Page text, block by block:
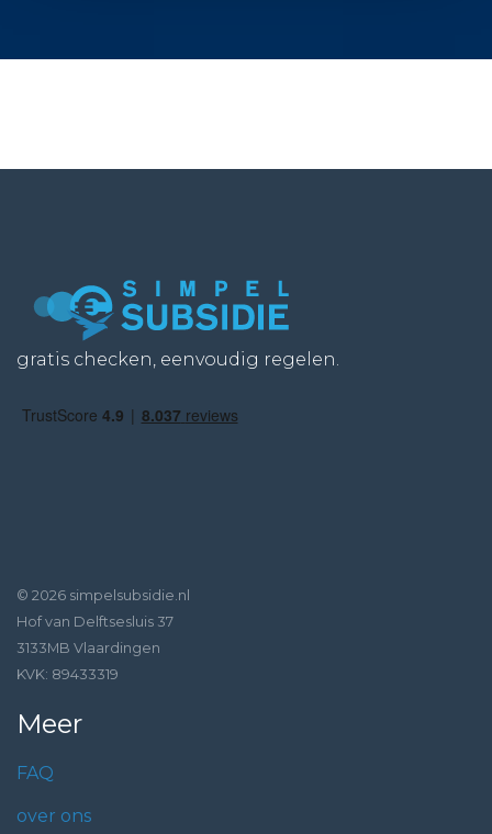
gratis checken, eenvoudig regelen.
© 2026 simpelsubsidie.nl
Hof van Delftsesluis 37
3133MB Vlaardingen
KVK: 89433319
Meer
FAQ
over ons